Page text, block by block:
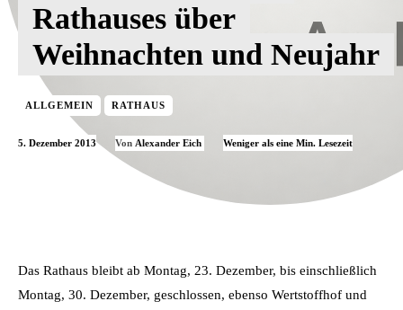
Rathauses über
Weihnachten und Neujahr
ALLGEMEIN RATHAUS
5. Dezember 2013 Von Alexander Eich Weniger als eine Min. Lesezeit
Das Rathaus bleibt ab Montag, 23. Dezember, bis einschließlich
Montag, 30. Dezember, geschlossen, ebenso Wertstoffhof und